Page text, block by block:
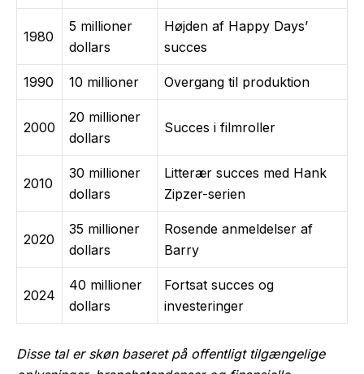
1980
5 millioner
dollars
Højden af Happy Days’
succes
1990 10 millioner Overgang til produktion
2000
20 millioner
dollars
Succes i filmroller
2010
30 millioner
dollars
Litterær succes med Hank
Zipzer-serien
2020
35 millioner
dollars
Rosende anmeldelser af
Barry
2024
40 millioner
dollars
Fortsat succes og
investeringer
Disse tal er skøn baseret på offentligt tilgængelige